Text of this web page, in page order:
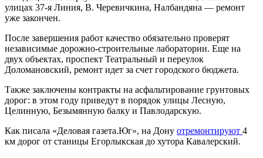
улицах 37-я Линия, В. Черевичкина, Налбандяна — ремонт
уже закончен.
После завершения работ качество обязательно проверят
независимые дорожно-строительные лаборатории. Еще на
двух объектах, проспект Театральный и переулок
Доломановский, ремонт идет за счет городского бюджета.
Также заключены контракты на асфальтирование грунтовых
дорог: в этом году приведут в порядок улицы Лесную,
Целинную, Безымянную балку и Павлодарскую.
Как писала «Деловая газета.Юг», на Дону отремонтируют 4
км дорог от станицы Егорлыкская до хутора Кавалерский.